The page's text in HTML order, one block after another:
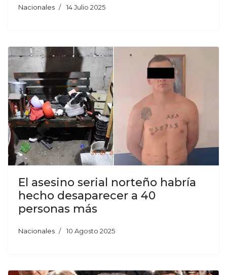
Nacionales 14 Julio 2025
El asesino serial norteño habría
hecho desaparecer a 40
personas más
Nacionales 10 Agosto 2025